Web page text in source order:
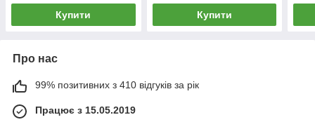
Купити Купити
Про нас
99% позитивних з 410 відгуків за рік
Працює з 15.05.2019